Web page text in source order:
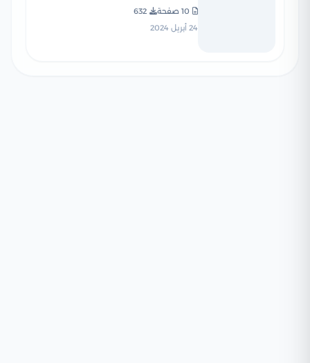
الخامس الابتدائي مع إجاباتها
النموذجية
10 صفحة
632
24 أبريل 2024